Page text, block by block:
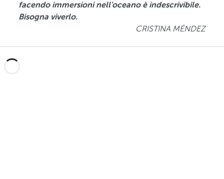
facendo immersioni nell'oceano è indescrivibile.
Bisogna viverlo.
CRISTINA MÉNDEZ